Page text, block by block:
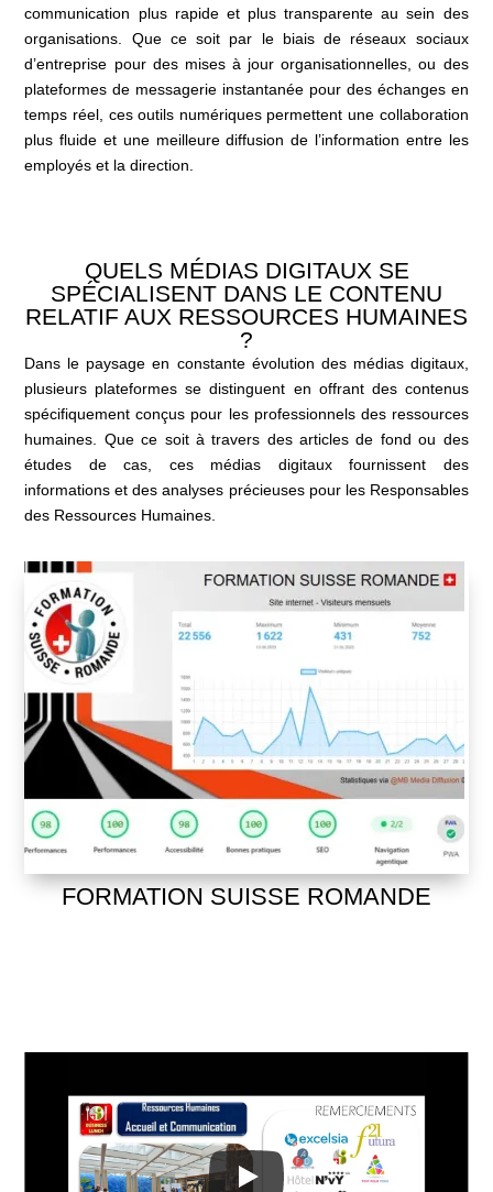
communication plus rapide et plus transparente au sein des
organisations. Que ce soit par le biais de réseaux sociaux
d’entreprise pour des mises à jour organisationnelles, ou des
plateformes de messagerie instantanée pour des échanges en
temps réel, ces outils numériques permettent une collaboration
plus fluide et une meilleure diffusion de l’information entre les
employés et la direction.
QUELS MÉDIAS DIGITAUX SE
SPÉCIALISENT DANS LE CONTENU
RELATIF AUX RESSOURCES HUMAINES
?
Dans le paysage en constante évolution des médias digitaux,
plusieurs plateformes se distinguent en offrant des contenus
spécifiquement conçus pour les professionnels des ressources
humaines. Que ce soit à travers des articles de fond ou des
études de cas, ces médias digitaux fournissent des
informations et des analyses précieuses pour les Responsables
des Ressources Humaines.
FORMATION SUISSE ROMANDE